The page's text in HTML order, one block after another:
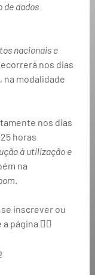
de dados
nacionais e
nos dias
, na modalidade
nos dias
horas
à utilização e
na
.
inscrever ou
página 👇🏻